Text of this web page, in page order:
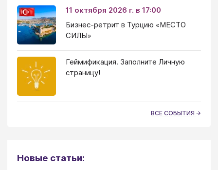
11 октября 2026 г. в 17:00
Бизнес-ретрит в Турцию «МЕСТО
СИЛЫ»
Геймификация. Заполните Личную
страницу!
ВСЕ СОБЫТИЯ
Новые статьи: